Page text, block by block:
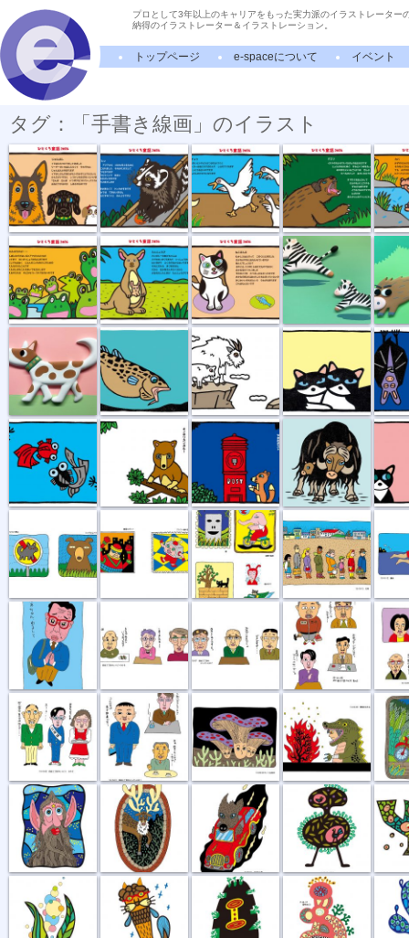
プロとして3年以上のキャリアをもった実力派のイラストレーター
納得のイラストレーター＆イラストレーション。
トップページ e-spaceについて イベント
タグ：「手書き線画」のイラスト
順番 ハクビシン ガチョウは番... グズリ
カエルの輪唱 誕生日 ねこまんま シマウマ イノ
イヌのブチ タラふく食べる 崖っぷちのシ... ホントのキモチ 眠い
プクとブク キノボリカン... 山のポスト ジャコウウシ ケネ
オオカミ禁止... 黄昏ロボット... ゾウの三輪車 行列 遠泳
おたがいさま... 用務員さんなど
おまちどうさま 覚悟を決める 散歩
星に願いを お帰りなさい オオカミ族 鳥の巣 森の中
風薫る季節 キャットフィ... 侵入禁止 散歩する